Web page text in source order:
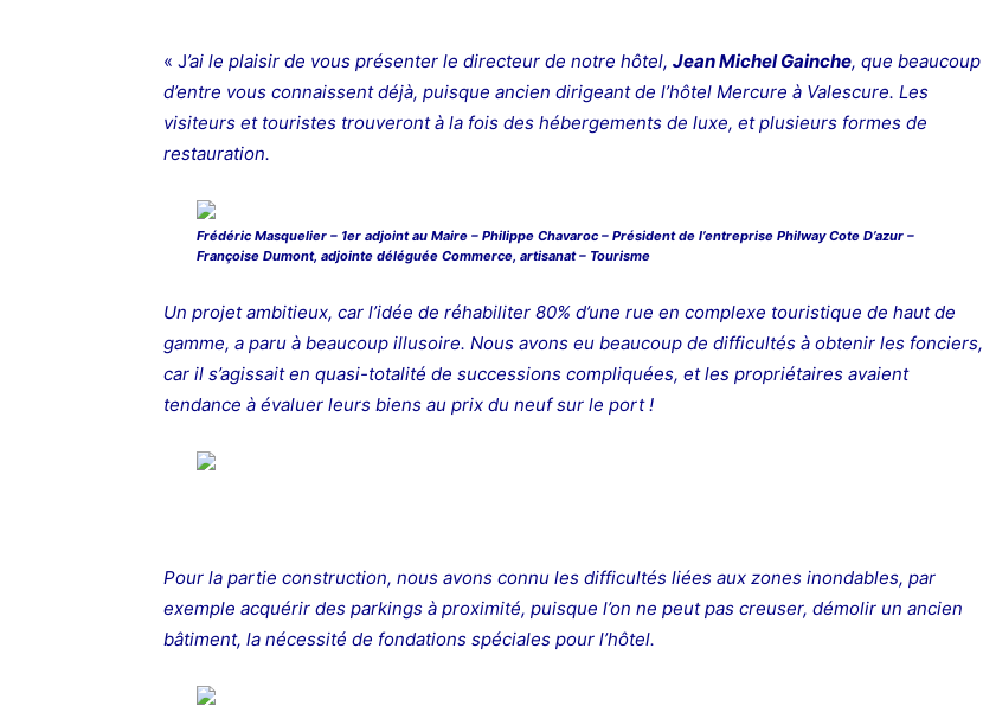
« J’ai le plaisir de vous présenter le directeur de notre hôtel, Jean Michel Gainche, que beaucoup
d’entre vous connaissent déjà, puisque ancien dirigeant de l’hôtel Mercure à Valescure. Les
visiteurs et touristes trouveront à la fois des hébergements de luxe, et plusieurs formes de
restauration.
Frédéric Masquelier – 1er adjoint au Maire – Philippe Chavaroc – Président de l’entreprise Philway Cote D’azur –
Françoise Dumont, adjointe déléguée Commerce, artisanat – Tourisme
Un projet ambitieux, car l’idée de réhabiliter 80% d’une rue en complexe touristique de haut de
gamme, a paru à beaucoup illusoire. Nous avons eu beaucoup de difficultés à obtenir les fonciers,
car il s’agissait en quasi-totalité de successions compliquées, et les propriétaires avaient
tendance à évaluer leurs biens au prix du neuf sur le port !
Pour la partie construction, nous avons connu les difficultés liées aux zones inondables, par
exemple acquérir des parkings à proximité, puisque l’on ne peut pas creuser, démolir un ancien
bâtiment, la nécessité de fondations spéciales pour l’hôtel.